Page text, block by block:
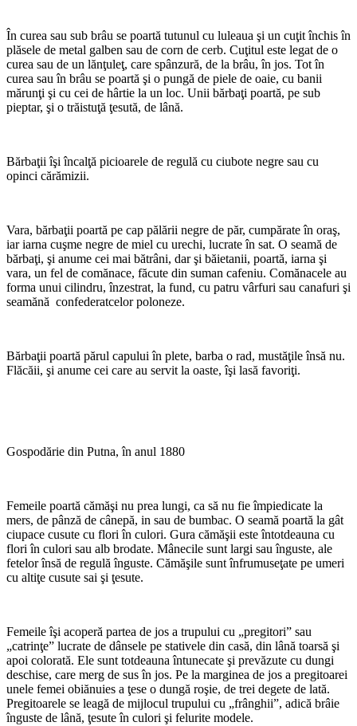
În curea sau sub brâu se poartă tutunul cu luleaua şi un cuţit închis în
plăsele de metal galben sau de corn de cerb. Cuţitul este legat de o
curea sau de un lănţuleţ, care spânzură, de la brâu, în jos. Tot în
curea sau în brâu se poartă şi o pungă de piele de oaie, cu banii
mărunţi şi cu cei de hârtie la un loc. Unii bărbaţi poartă, pe sub
pieptar, şi o trăistuţă ţesută, de lână.
Bărbaţii îşi încalţă picioarele de regulă cu ciubote ne­gre sau cu
opinci cărămizii.
Vara, bărbaţii poartă pe cap pălării negre de păr, cumpărate în oraş,
iar iarna cuşme negre de miel cu urechi, lucrate în sat. O seamă de
bărbaţi, şi anume cei mai bătrâni, dar şi băietanii, poartă, iarna şi
vara, un fel de comănace, făcute din suman cafeniu. Comănacele au
forma unui cilindru, înzestrat, la fund, cu patru vârfuri sau canafuri şi
seamănă confederatcelor poloneze.
Bărbaţii poartă părul capului în plete, barba o rad, mustăţile însă nu.
Flăcăii, şi anume cei care au servit la oaste, îşi lasă favoriţi.
Gospodărie din Putna, în anul 1880
Femeile poartă cămăşi nu prea lungi, ca să nu fie împiedicate la
mers, de pânză de cânepă, in sau de bumbac. O seamă poartă la gât
ciupace cusute cu flori în culori. Gura cămăşii este întotdeauna cu
flori în culori sau alb brodate. Mânecile sunt largi sau înguste, ale
fetelor însă de regulă înguste. Cămăşile sunt înfrumuseţate pe umeri
cu altiţe cusute sai şi ţesute.
Femeile îşi acoperă partea de jos a trupului cu „pregitori” sau
„catrinţe” lucrate de dânsele pe stativele din casă, din lână toarsă şi
apoi colorată. Ele sunt totdeauna întunecate şi prevăzute cu dungi
deschise, care merg de sus în jos. Pe la marginea de jos a pregitoarei
unele femei obiănuies a ţese o dungă roşie, de trei degete de lată.
Pregitoarele se leagă de mijlocul trupului cu „frânghii”, adică brâie
înguste de lână, ţesute în culori şi felurite modele.